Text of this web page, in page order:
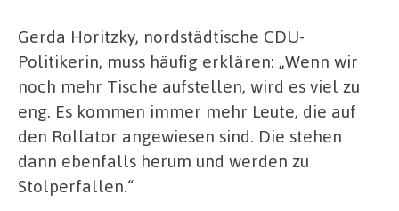
Gerda Horitzky, nordstädtische CDU-
Politikerin, muss häufig erklären: „Wenn wir
noch mehr Tische aufstellen, wird es viel zu
eng. Es kommen immer mehr Leute, die auf
den Rollator angewiesen sind. Die stehen
dann ebenfalls herum und werden zu
Stolperfallen.“